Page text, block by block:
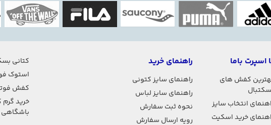
اسپرت باما
کفش های
انتخاب سایز
خرید اسکیت
راهنمای خرید
راهنمای سایز کتونی
راهنمای سایز لباس
نحوه ثبت سفارش
رویه ارسال سفارش
کتانی
استوک
کفش
خرید گرم
باشگاهی